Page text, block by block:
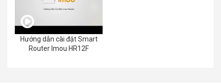
Hướng dẫn cài đặt Smart
Router Imou HR12F